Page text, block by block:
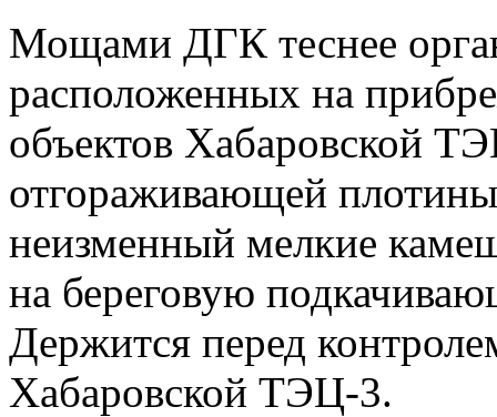
Мощами ДГК теснее
расположенных на
объектов Хабаровской
отгораживающей
неизменный мелкие
на береговую
Держится перед
Хабаровской ТЭЦ-3.